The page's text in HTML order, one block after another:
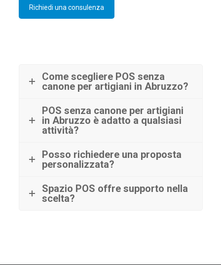
Richiedi una consulenza
Come scegliere POS senza
canone per artigiani in Abruzzo?
POS senza canone per artigiani
in Abruzzo è adatto a qualsiasi
attività?
Posso richiedere una proposta
personalizzata?
Spazio POS offre supporto nella
scelta?